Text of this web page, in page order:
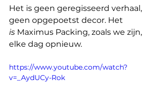
Het is geen geregisseerd verhaal,
geen opgepoetst decor. Het
is Maximus Packing, zoals we zijn,
elke dag opnieuw.
https://www.youtube.com/watch?
v=_AydUCy-Rok